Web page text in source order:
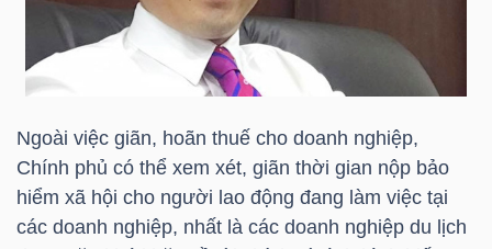
Ngoài việc giãn, hoãn thuế cho doanh nghiệp,
Chính phủ có thể xem xét, giãn thời gian nộp bảo
hiểm xã hội cho người lao động đang làm việc tại
các doanh nghiệp, nhất là các doanh nghiệp du lịch
chính